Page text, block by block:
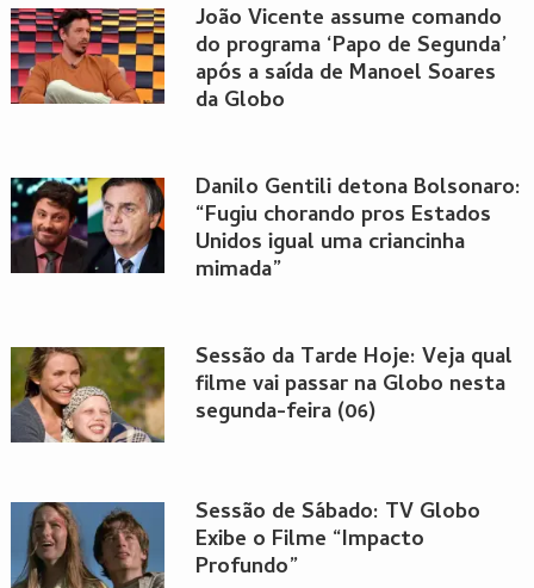
João Vicente assume comando
do programa ‘Papo de Segunda’
após a saída de Manoel Soares
da Globo
Danilo Gentili detona Bolsonaro:
“Fugiu chorando pros Estados
Unidos igual uma criancinha
mimada”
Sessão da Tarde Hoje: Veja qual
filme vai passar na Globo nesta
segunda-feira (06)
Sessão de Sábado: TV Globo
Exibe o Filme “Impacto
Profundo”